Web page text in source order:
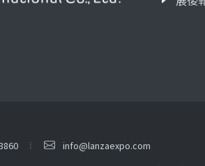
info@lanzaexpo.com